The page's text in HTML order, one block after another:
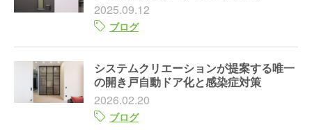
2025.09.12
ブログ
システムクリエーションが提案する唯一
の開き戸自動ドア化と感染症対策
2026.02.20
ブログ